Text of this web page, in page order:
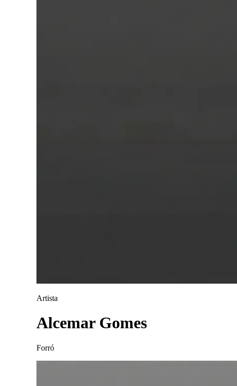
Artista
Alcemar Gomes
Forró